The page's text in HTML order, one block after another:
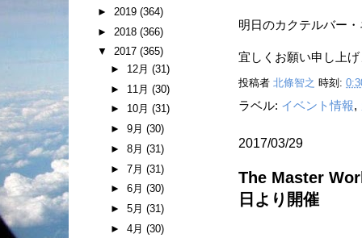
明日のカクテルバー
宜しくお願い申し上
投稿者 北條智之 時刻:
ラベル: イベント情報,
2017/03/29
The Master
日より開催
► 2019 (364)
► 2018 (366)
▼ 2017 (365)
► 12月 (31)
► 11月 (30)
► 10月 (31)
► 9月 (30)
► 8月 (31)
► 7月 (31)
► 6月 (30)
► 5月 (31)
► 4月 (30)